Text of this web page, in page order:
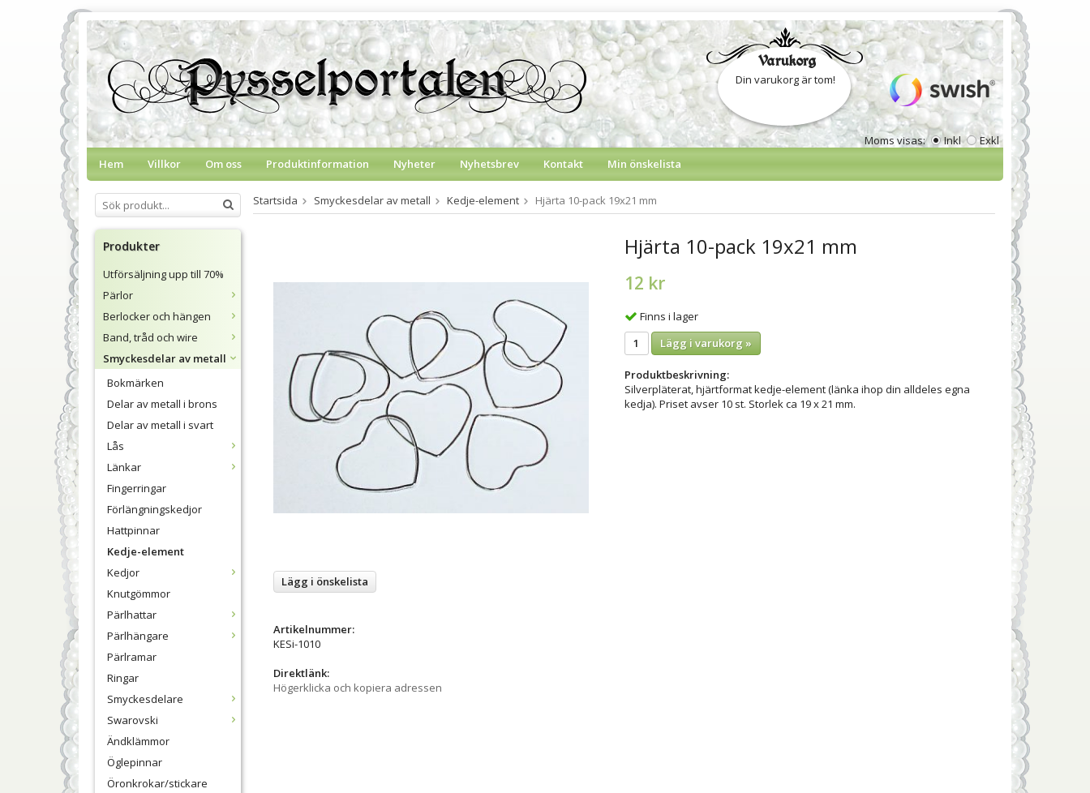
Moms visas: Inkl Exkl
Varukorg
Din varukorg är tom!
Hem Villkor Om oss Produktinformation Nyheter Nyhetsbrev Kontakt Min önskelista
Produkter
Utförsäljning upp till 70%
Pärlor
Berlocker och hängen
Band, tråd och wire
Smyckesdelar av metall
Bokmärken
Delar av metall i brons
Delar av metall i svart
Lås
Länkar
Fingerringar
Förlängningskedjor
Hattpinnar
Kedje-element
Kedjor
Knutgömmor
Pärlhattar
Pärlhängare
Pärlramar
Ringar
Smyckesdelare
Swarovski
Ändklämmor
Öglepinnar
Öronkrokar/stickare
Startsida Smyckesdelar av metall Kedje-element Hjärta 10-pack 19x21 mm
Hjärta 10-pack 19x21 mm
12 kr
Finns i lager
Lägg i varukorg »
Produktbeskrivning:
Silverpläterat, hjärtformat kedje-element (länka ihop din alldeles egna
kedja). Priset avser 10 st. Storlek ca 19 x 21 mm.
Lägg i önskelista
Artikelnummer:
KESi-1010
Direktlänk:
Högerklicka och kopiera adressen